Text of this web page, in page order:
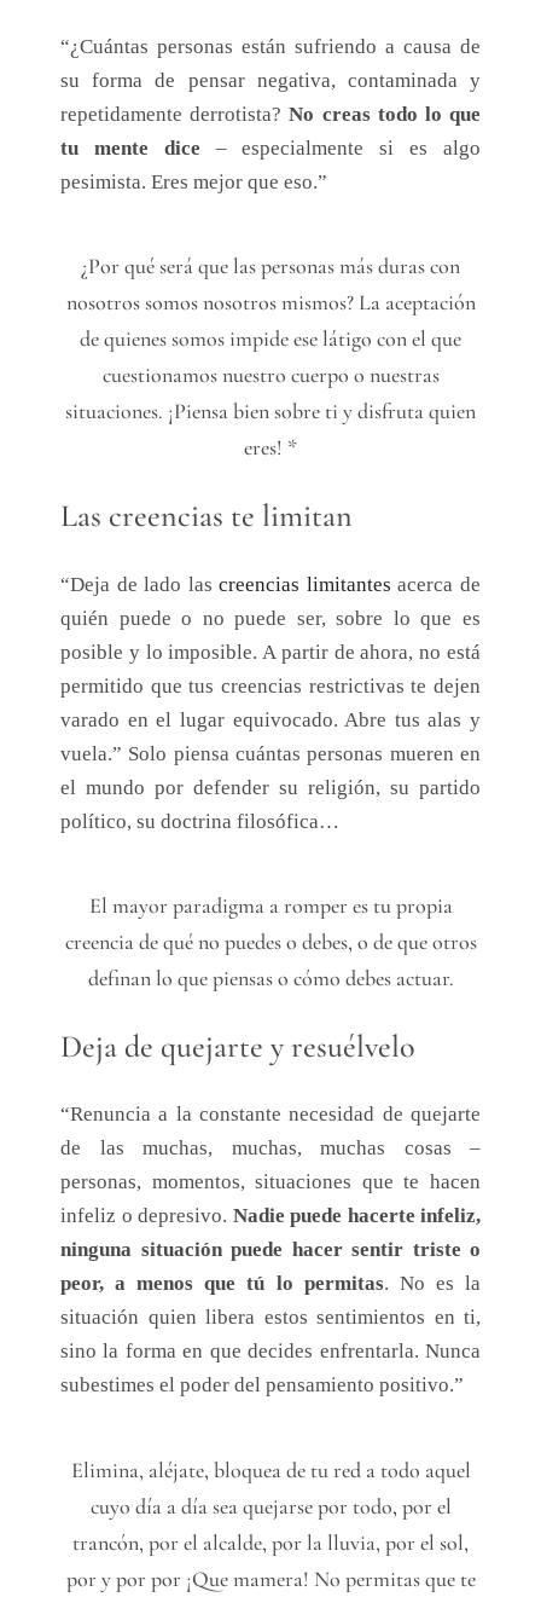
“¿Cuántas personas están sufriendo a causa de
su forma de pensar negativa, contaminada y
repetidamente derrotista?No creas todo lo que
tu mente dice – especialmente si es algo
pesimista. Eres mejor que eso.”
¿Por qué será que las personas más duras con
nosotros somos nosotros mismos? La aceptación
de quienes somos impide ese látigo con el que
cuestionamos nuestro cuerpo o nuestras
situaciones. ¡Piensa bien sobre ti y disfruta quien
eres! *
Las creencias te limitan
“Deja de lado lascreencias limitantes acerca de
quién puede o no puede ser, sobre lo que es
posible y lo imposible. A partir de ahora, no está
permitido que tus creencias restrictivas te dejen
varado en el lugar equivocado. Abre tus alas y
vuela.” Solo piensa cuántas personas mueren en
el mundo por defender su religión, su partido
político, su doctrina filosófica…
El mayor paradigma a romper es tu propia
creencia de qué no puedes o debes, o de que otros
definan lo que piensas o cómo debes actuar.
Deja de quejarte y resuélvelo
“Renuncia a la constante necesidad de quejarte
de las muchas, muchas, muchas cosas –
personas, momentos, situaciones que te hacen
infeliz o depresivo. Nadie puede hacerte infeliz,
ninguna situación puede hacer sentir triste o
peor, a menos que tú lo permitas. No es la
situación quien libera estos sentimientos en ti,
sino la forma en que decides enfrentarla. Nunca
subestimes el poder del pensamiento positivo.”
Elimina, aléjate, bloquea de tu red a todo aquel
cuyo día a día sea quejarse por todo, por el
trancón, por el alcalde, por la lluvia, por el sol,
por y por por ¡Que mamera! No permitas que te